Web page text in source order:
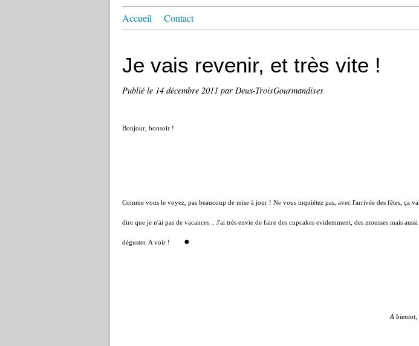
Accueil Contact
Je vais revenir, et très vite !
Publié le 14 décembre 2011 par Deux-TroisGourmandises
Bonjour, bonsoir !
Comme vous le voyez, pas beaucoup de mise à jour ! Ne vous inquiétez pas, avec l'arrivée des fêtes, ça
dire que je n'ai pas de vacances .. J'ai très envie de faire des cupcakes evidemment, des mousses mais
déguster. A voir ! ●
A bientot,